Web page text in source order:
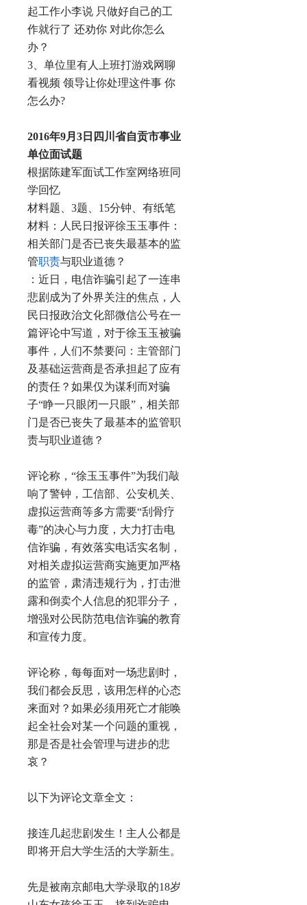
起工作小李说 只做好自己的工
作就行了 还劝你 对此你怎么
办？
3、单位里有人上班打游戏网聊
看视频 领导让你处理这件事 你
怎么办?
2016年9月3日 四川省自贡市事业
单位面试题
根据陈建军面试工作室网络班同
学回忆
材料题、3题、15分钟、有纸笔
材料：人民日报评徐玉玉事件：
相关部门是否已丧失最基本的监
管职责与职业道德？
：近日，电信诈骗引起了一连串
悲剧成为了外界关注的焦点，人
民日报政治文化部微信公号在一
篇评论中写道，对于徐玉玉被骗
事件，人们不禁要问：主管部门
及基础运营商是否承担起了应有
的责任？如果仅为谋利而对骗
子“睁一只眼闭一只眼”，相关部
门是否已丧失了最基本的监管职
责与职业道德？
评论称，“徐玉玉事件”为我们敲
响了警钟，工信部、公安机关、
虚拟运营商等多方需要“刮骨疗
毒”的决心与力度，大力打击电
信诈骗，有效落实电话实名制，
对相关虚拟运营商实施更加严格
的监管，肃清违规行为，打击泄
露和倒卖个人信息的犯罪分子，
增强对公民防范电信诈骗的教育
和宣传力度。
评论称，每每面对一场悲剧时，
我们都会反思，该用怎样的心态
来面对？如果必须用死亡才能唤
起全社会对某一个问题的重视，
那是否是社会管理与进步的悲
哀？
以下为评论文章全文：
接连几起悲剧发生！主人公都是
即将开启大学生活的大学新生。
先是被南京邮电大学录取的18岁